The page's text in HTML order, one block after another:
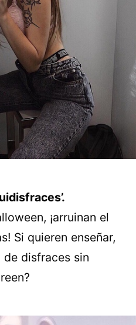
¡arruinan el
Si quieren enseñar,
de disfraces sin